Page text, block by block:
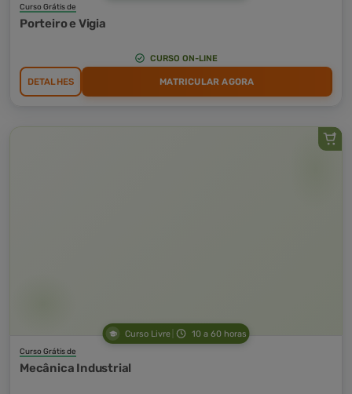
Curso Grátis de
Porteiro e Vigia
CURSO ON-LINE
DETALHES MATRICULAR AGORA
Curso Livre 10 a 60 horas
Curso Grátis de
Mecânica Industrial